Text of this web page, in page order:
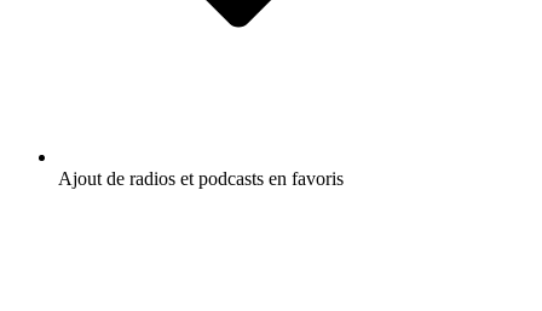
Ajout de radios et podcasts en favoris